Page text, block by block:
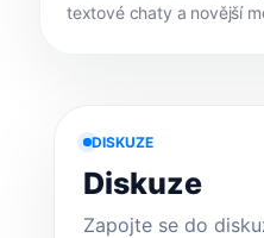
textové chaty a novější
DISKUZE
Diskuze
Zapojte se do